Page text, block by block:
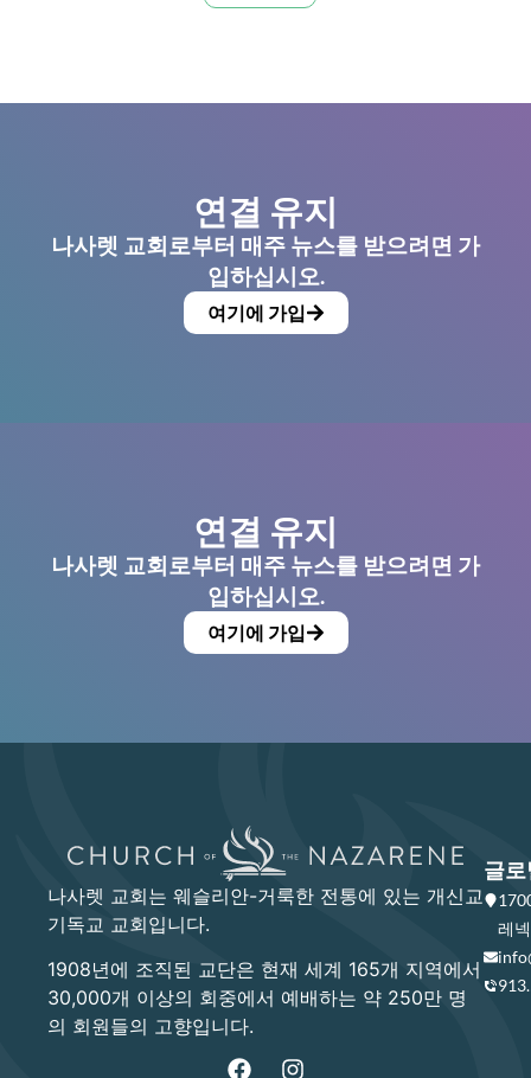
연결 유지
나사렛 교회로부터 매주 뉴스를 받으려면 가
입하십시오.
여기에 가입
연결 유지
나사렛 교회로부터 매주 뉴스를 받으려면 가
입하십시오.
여기에 가입
나사렛 교회는 웨슬리안-거룩한 전통에 있는 개신교
기독교 교회입니다.
1908년에 조직된 교단은 현재 세계 165개 지역에서
30,000개 이상의 회중에서 예배하는 약 250만 명
의 회원들의 고향입니다.
글로
레